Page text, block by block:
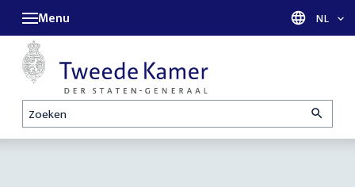
Zoeken
Menu Taal
NL